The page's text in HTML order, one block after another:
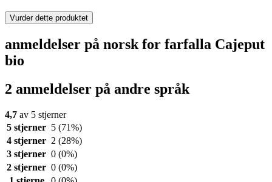
Vurder dette produktet
anmeldelser på norsk for farfalla Cajeput
bio
2 anmeldelser på andre språk
4,7 av 5 stjerner
5 stjerner 5 (71%)
4 stjerner 2 (28%)
3 stjerner 0 (0%)
2 stjerner 0 (0%)